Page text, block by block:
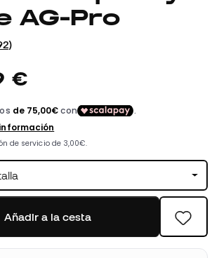
AG-Pro
)
€
Añadir a la cesta